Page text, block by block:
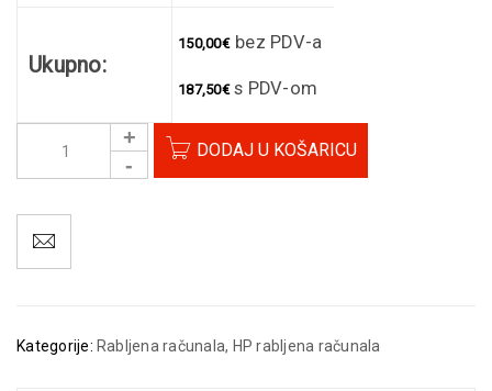
Ukupno:
150,00€ bez PDV-a
187,50€s PDV-om
DODAJ U KOŠARICU
Kategorije: Rabljena računala, HP rabljena računala